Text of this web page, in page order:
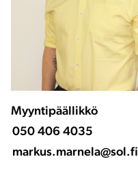
Myyntipäällikkö
050 406 4035
markus.marnela@sol.fi